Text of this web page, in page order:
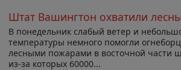
Штат Вашингтон охватили
В понедельник слабый ветер и
температуры немного помогли
лесными пожарами в восточной части
из-за которых 60000...